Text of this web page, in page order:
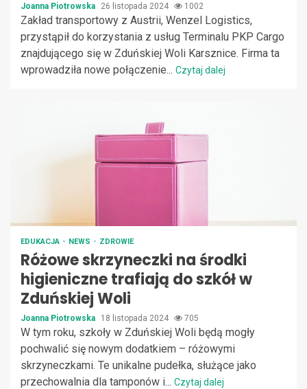
Joanna Piotrowska 26 listopada 2024 1002
Zakład transportowy z Austrii, Wenzel Logistics,
przystąpił do korzystania z usług Terminalu PKP Cargo
znajdującego się w Zduńskiej Woli Karsznice. Firma ta
wprowadziła nowe połączenie... Czytaj dalej
EDUKACJA NEWS ZDROWIE
Różowe skrzyneczki na środki
higieniczne trafiają do szkół w
Zduńskiej Woli
Joanna Piotrowska 18 listopada 2024 705
W tym roku, szkoły w Zduńskiej Woli będą mogły
pochwalić się nowym dodatkiem – różowymi
skrzyneczkami. Te unikalne pudełka, służące jako
przechowalnia dla tamponów i... Czytaj dalej